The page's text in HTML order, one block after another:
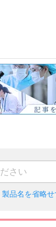
製品名を省略せ